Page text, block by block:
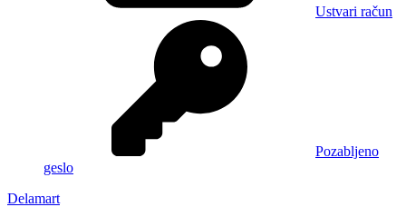
Ustvari račun
Pozabljeno
geslo
Delamart